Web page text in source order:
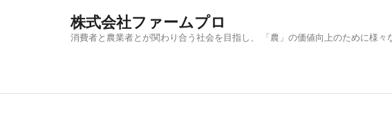
株式会社ファームプロ
消費者と農業者とが関わり合う社会を目指し、 「農」の価値向上のために様々